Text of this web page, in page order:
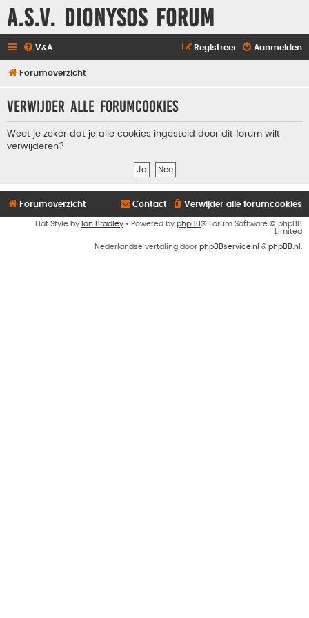
A.S.V. Dionysos Forum
V&A Aanmelden
Registreer
Forumoverzicht
Verwijder alle forumcookies
Weet je zeker dat je alle cookies ingesteld door dit forum wilt
verwijderen?
Forumoverzicht Verwijder alle forumcookies
Contact
Flat Style by Ian Bradley • Powered by phpBB® Forum Software © phpBB
Limited
Nederlandse vertaling door phpBBservice.nl & phpBB.nl